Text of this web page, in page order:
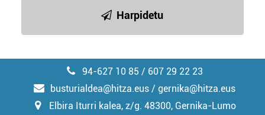
Harpidetu
94-627 10 85 / 607 29 22 23
busturialdea@hitza.eus / gernika@hitza.eus
Elbira Iturri kalea, z/g. 48300, Gernika-Lumo